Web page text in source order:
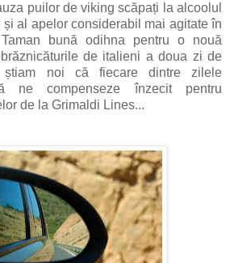
puilor de viking scăpați la alcoolul
și al apelor considerabil mai agitate în
bună odihna pentru o nouă
de italieni a doua zi de
noi că fiecare dintre zilele
ne compenseze înzecit pentru
de la Grimaldi Lines...